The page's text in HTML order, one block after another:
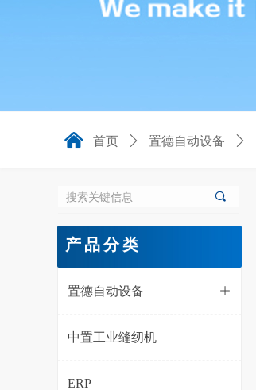
낀 首页 ꄲ 置德自动设备 ꄲ
끠
产品分类
ꄶ
置德自动设备
中置工业缝纫机
ERP